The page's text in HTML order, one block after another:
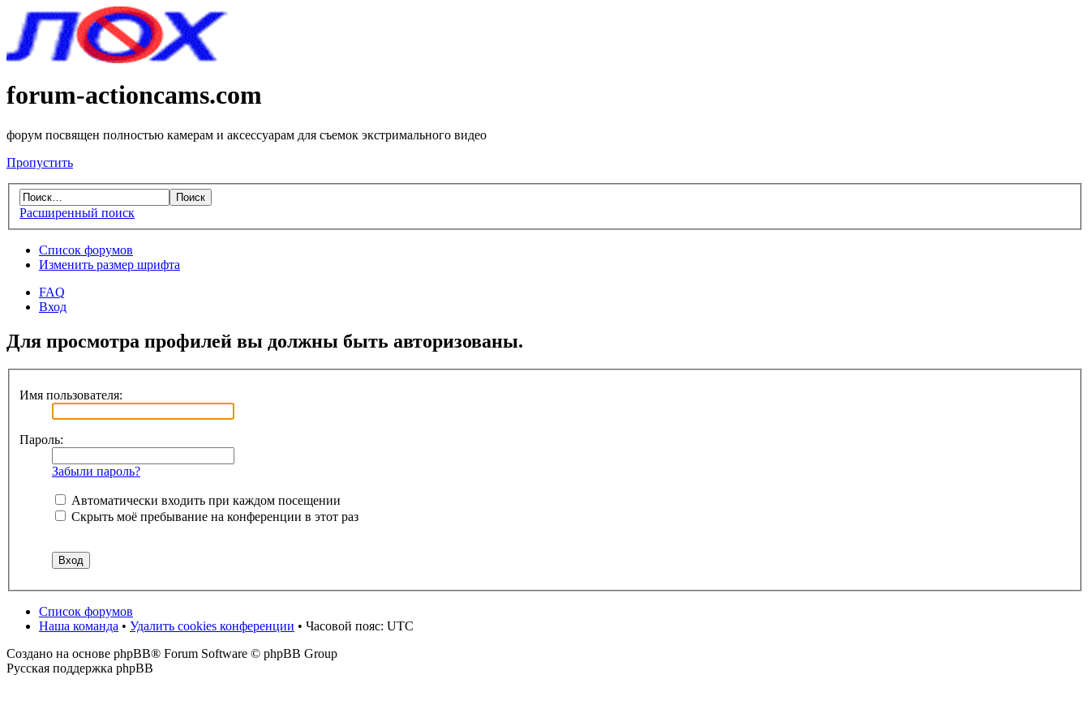
forum-actioncams.com
форум посвящен полностью камерам и аксессуарам для съемок экстримального видео
Пропустить
Расширенный поиск
Список форумов
Изменить размер шрифта
FAQ
Вход
Для просмотра профилей вы должны быть авторизованы.
Имя пользователя:
Пароль:
Забыли пароль?
Автоматически входить при каждом посещении
Скрыть моё пребывание на конференции в этот раз
Список форумов
Наша команда • Удалить cookies конференции • Часовой пояс: UTC
Создано на основе phpBB® Forum Software © phpBB Group
Русская поддержка phpBB